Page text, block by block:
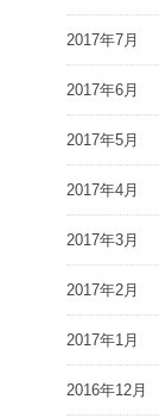
2017年7月
2017年6月
2017年5月
2017年4月
2017年3月
2017年2月
2017年1月
2016年12月